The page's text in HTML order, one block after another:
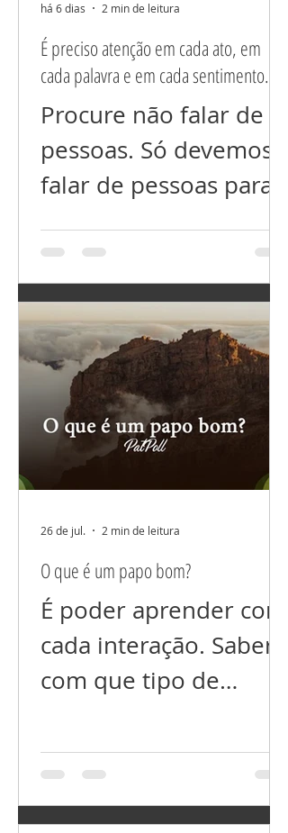
É preciso atenção em cada ato, em
cada palavra e em cada sentimento.
Procure não falar de
pessoas. Só devemos
falar de pessoas para
mal resolvidas ou
incompreendidas,
nada além disso! Não
fala nem dos que você
ama, nem dos que
você não ama (ainda).
Não espalhe suas
seus problemas. Tudo
que colocamos foco
cresce! E se você está
prejudicando alguém
energeticamente, com
voltará para você
inevitavelmente. Um
exemplo prático é que,
há 6 dias 2 min de leitura
O que é um papo bom?
É poder aprender com
cada interação. Saber
com que tipo de
interagir. Com
conteúdo que agrega
informação e nos faz
26 de jul. 2 min de leitura